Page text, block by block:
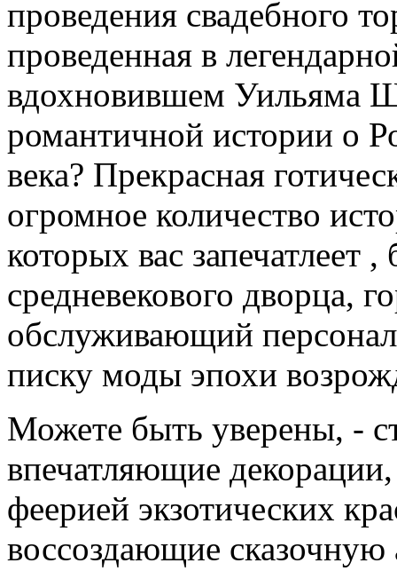
проведения свадебного
проведенная в
вдохновившем Уильяма
романтичной истории о
века? Прекрасная
огромное количество
которых вас запечатлеет ,
средневекового дворца,
обслуживающий
писку моды эпохи
Можете быть уверены, -
впечатляющие
феерией экзотических
воссоздающие сказочную